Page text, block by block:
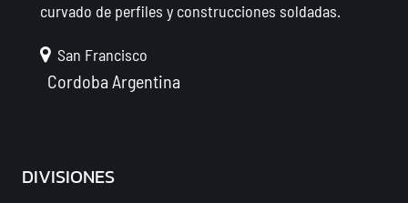
curvado de perfiles y construcciones soldadas.
San Francisco
Cordoba Argentina
DIVISIONES